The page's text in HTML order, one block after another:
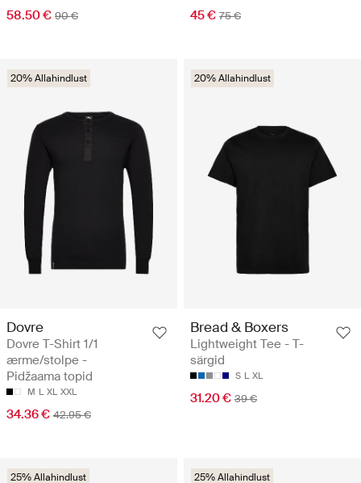
58.50 € 90 € 45 € 75 €
20% Allahindlust
Dovre
Dovre T-Shirt 1/1
ærme/stolpe -
Pidžaama topid
M L XL XXL
34.36 € 42.95 €
20% Allahindlust
Bread & Boxers
Lightweight Tee - T-
särgid
S L XL
31.20 € 39 €
25% Allahindlust 25% Allahindlust